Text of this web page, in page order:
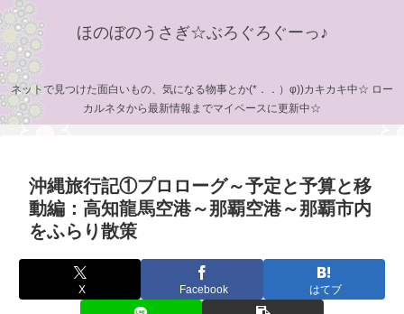
ほのぼのうさぎ☆ぶろぐろぐーっ♪
ネットで見つけた面白いもの、気になる物事とか(*．．）φ))カキカキ中☆ ロー
カルネタから最新情報までマイペースに更新中☆
沖縄旅行記①プロローグ～予定と予算と移
動編：高知龍馬空港～那覇空港～那覇市内
をふらり散策
X Facebook はてブ